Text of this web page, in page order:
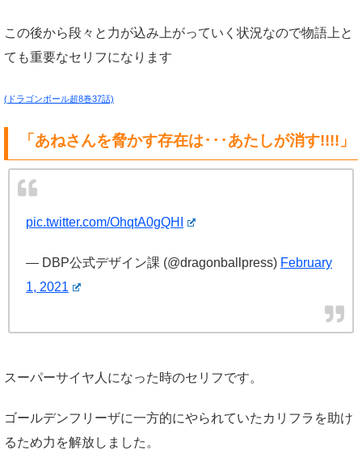
この後から段々と力が込み上がっていく状況なので物語上と
ても重要なセリフになります
(ドラゴンボール超8巻37話)
「あねさんを脅かす存在は･･･あたしが消す!!!!」
pic.twitter.com/OhqtA0gQHI
— DBP公式デザイン課 (@dragonballpress) February
1, 2021
スーパーサイヤ人になった時のセリフです。
ゴールデンフリーザに一方的にやられていたカリフラを助け
るため力を解放しました。